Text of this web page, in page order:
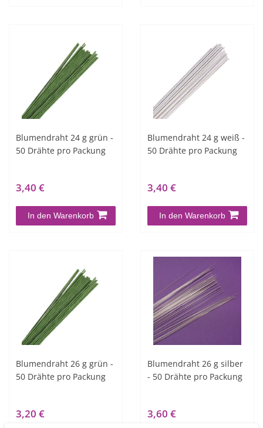
Blumendraht 24 g grün -
50 Drähte pro Packung
3,40 €
In den Warenkorb
Blumendraht 24 g weiß -
50 Drähte pro Packung
3,40 €
In den Warenkorb
Blumendraht 26 g grün -
50 Drähte pro Packung
3,20 €
Blumendraht 26 g silber
- 50 Drähte pro Packung
3,60 €